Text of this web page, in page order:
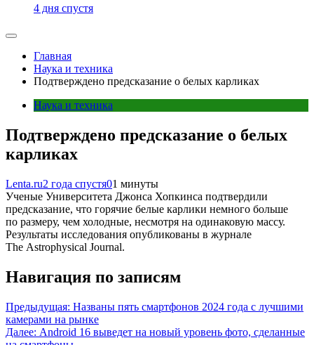
4 дня спустя
Главная
Наука и техника
Подтверждено предсказание о белых карликах
Наука и техника
Подтверждено предсказание о белых
карликах
Lenta.ru2 года спустя01 минуты
Ученые Университета Джонса Хопкинса подтвердили
предсказание, что горячие белые карлики немного больше
по размеру, чем холодные, несмотря на одинаковую массу.
Результаты исследования опубликованы в журнале
The Astrophysical Journal.
Навигация по записям
Предыдущая: Названы пять смартфонов 2024 года с лучшими
камерами на рынке
Далее: Android 16 выведет на новый уровень фото, сделанные